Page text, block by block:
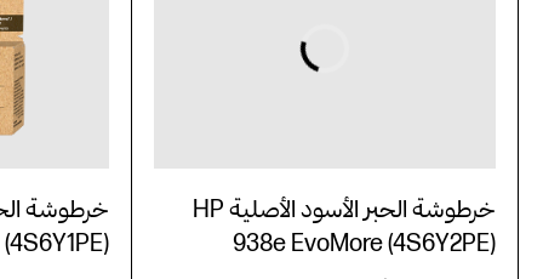
خرطوشة الحبر الأسود الأصلية HP
938e EvoMore (4S6Y2PE)